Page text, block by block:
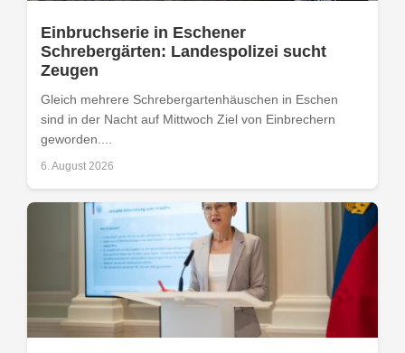
Einbruchserie in Eschener
Schrebergärten: Landespolizei sucht
Zeugen
Gleich mehrere Schrebergartenhäuschen in Eschen
sind in der Nacht auf Mittwoch Ziel von Einbrechern
geworden....
6. August 2026